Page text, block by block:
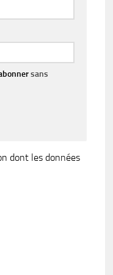
sans
dont les données